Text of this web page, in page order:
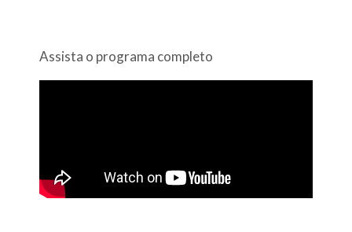
Assista o programa completo